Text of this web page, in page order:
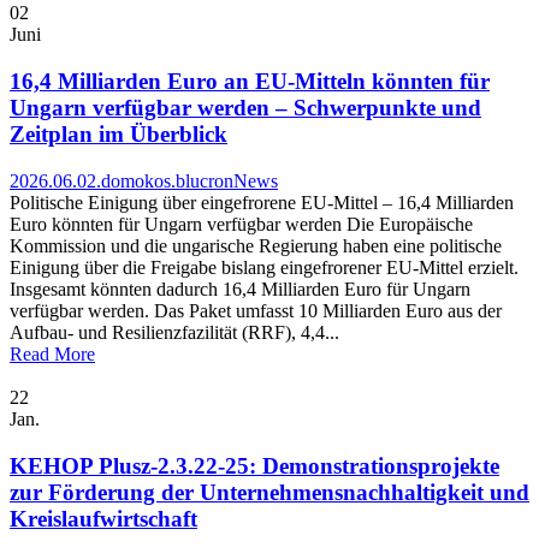
02
Juni
16,4 Milliarden Euro an EU-Mitteln könnten für
Ungarn verfügbar werden – Schwerpunkte und
Zeitplan im Überblick
2026.06.02.domokos.blucronNews
Politische Einigung über eingefrorene EU-Mittel – 16,4 Milliarden
Euro könnten für Ungarn verfügbar werden Die Europäische
Kommission und die ungarische Regierung haben eine politische
Einigung über die Freigabe bislang eingefrorener EU-Mittel erzielt.
Insgesamt könnten dadurch 16,4 Milliarden Euro für Ungarn
verfügbar werden. Das Paket umfasst 10 Milliarden Euro aus der
Aufbau- und Resilienzfazilität (RRF), 4,4...
Read More
22
Jan.
KEHOP Plusz-2.3.22-25: Demonstrationsprojekte
zur Förderung der Unternehmensnachhaltigkeit und
Kreislaufwirtschaft